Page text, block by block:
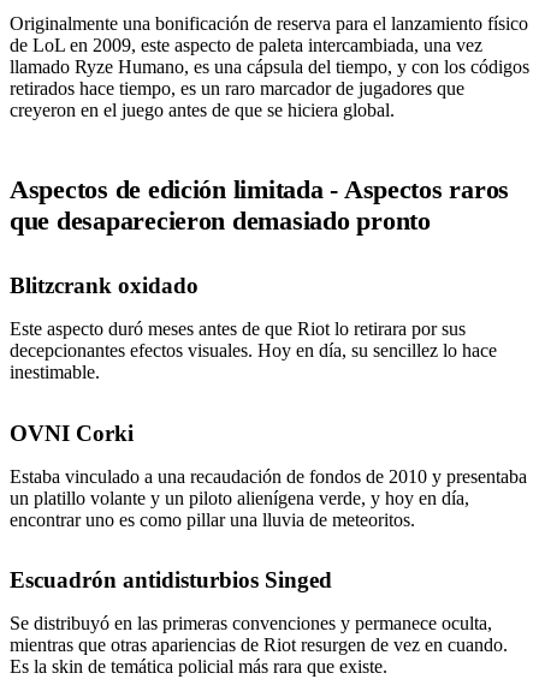
Originalmente una bonificación de reserva para el lanzamiento físico
de LoL en 2009, este aspecto de paleta intercambiada, una vez
llamado Ryze Humano, es una cápsula del tiempo, y con los códigos
retirados hace tiempo, es un raro marcador de jugadores que
creyeron en el juego antes de que se hiciera global.
Aspectos de edición limitada - Aspectos raros
que desaparecieron demasiado pronto
Blitzcrank oxidado
Este aspecto duró meses antes de que Riot lo retirara por sus
decepcionantes efectos visuales. Hoy en día, su sencillez lo hace
inestimable.
OVNI Corki
Estaba vinculado a una recaudación de fondos de 2010 y presentaba
un platillo volante y un piloto alienígena verde, y hoy en día,
encontrar uno es como pillar una lluvia de meteoritos.
Escuadrón antidisturbios Singed
Se distribuyó en las primeras convenciones y permanece oculta,
mientras que otras apariencias de Riot resurgen de vez en cuando.
Es la skin de temática policial más rara que existe.